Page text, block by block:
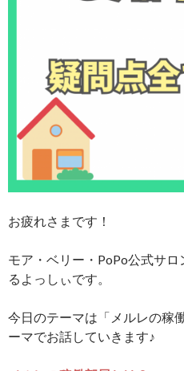
お疲れさまです！
モア・ベリー・PoPo公式サ
るよっしぃです。
今日のテーマは「メルレの稼
ーマでお話していきます♪